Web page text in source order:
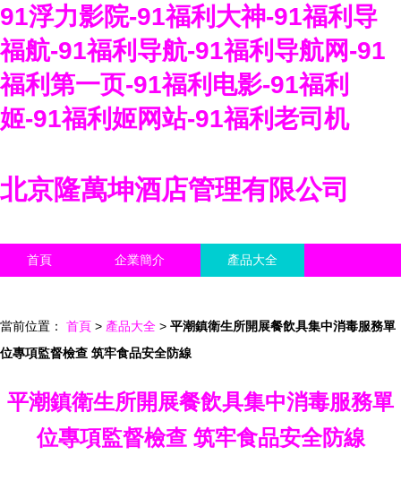
91浮力影院-91福利大神-91福利导
福航-91福利导航-91福利导航网-91
福利第一页-91福利电影-91福利
姬-91福利姬网站-91福利老司机
北京隆萬坤酒店管理有限公司
首頁 企業簡介 產品大全
當前位置： 首頁 > 產品大全 > 平潮鎮衛生所開展餐飲具集中消毒服務單
位專項監督檢查 筑牢食品安全防線
平潮鎮衛生所開展餐飲具集中消毒服務單
位專項監督檢查 筑牢食品安全防線